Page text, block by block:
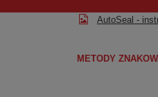
AutoSeal -
METODY